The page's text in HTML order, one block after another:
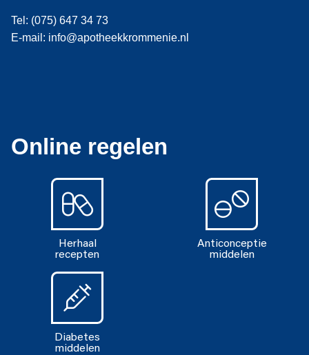
Tel: (075) 647 34 73
E-mail: info@apotheekkrommenie.nl
Online regelen
Herhaal
recepten
Anticonceptie
middelen
Diabetes
middelen